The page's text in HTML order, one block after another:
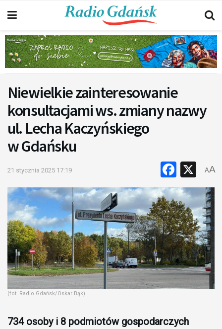
Niewielkie zainteresowanie
konsultacjami ws. zmiany nazwy
ul. Lecha Kaczyńskiego
w Gdańsku
21 stycznia 2025 17:19 X
AA
(fot. Radio Gdańsk/Oskar Bąk)
734 osoby i 8 podmiotów gospodarczych